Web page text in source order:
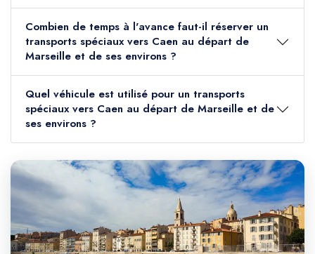
Combien de temps à l'avance faut-il réserver un
transports spéciaux vers Caen au départ de
Marseille et de ses environs ?
Quel véhicule est utilisé pour un transports
spéciaux vers Caen au départ de Marseille et de
ses environs ?